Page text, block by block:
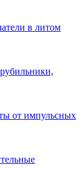
в литом
от импульсных